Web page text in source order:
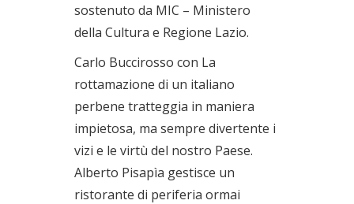
sostenuto da MIC – Ministero
della Cultura e Regione Lazio.
Carlo Buccirosso con La
rottamazione di un italiano
perbene tratteggia in maniera
impietosa, ma sempre divertente i
vizi e le virtù del nostro Paese.
Alberto Pisapìa gestisce un
ristorante di periferia ormai